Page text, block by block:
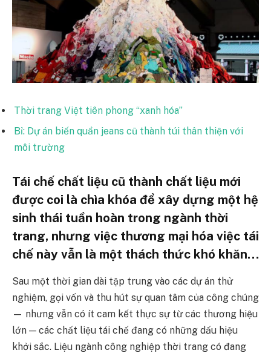
Thời trang Việt tiên phong “xanh hóa”
Bỉ: Dự án biến quần jeans cũ thành túi thân thiện với
môi trường
Tái chế chất liệu cũ thành chất liệu mới
được coi là chìa khóa để xây dựng một hệ
sinh thái tuần hoàn trong ngành thời
trang, nhưng việc thương mại hóa việc tái
chế này vẫn là một thách thức khó khăn…
Sau một thời gian dài tập trung vào các dự án thử
nghiệm, gọi vốn và thu hút sự quan tâm của công chúng
— nhưng vẫn có ít cam kết thực sự từ các thương hiệu
lớn — các chất liệu tái chế đang có những dấu hiệu
khởi sắc. Liệu ngành công nghiệp thời trang có đang